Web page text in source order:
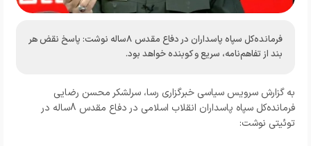
فرمانده‌کل سپاه پاسداران در دفاع مقدس 8ساله نوشت: پاسخ نقض هر
بند از تفاهم‌نامه، سریع و کوبنده خواهد بود.
به گزارش سرویس سیاسی خبرگزاری رسا، سرلشکر محسن رضایی
فرمانده‌کل سپاه پاسداران انقلاب اسلامی در دفاع مقدس 8ساله در
توئیتی نوشت: